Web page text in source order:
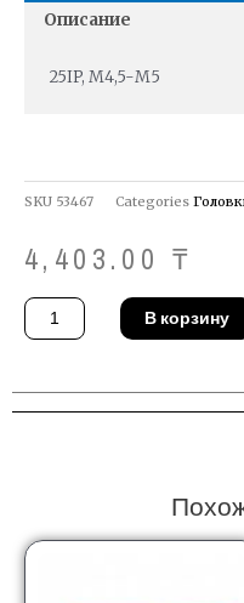
Описание
25IP, М4,5-М5
SKU 53467 Categories
4,403.00 ₸
Количество
товара
Головка
25IP
В корзину